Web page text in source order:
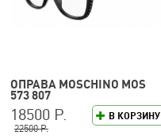
ОПРАВА MOSCHINO MOS
573 807
В КОРЗИНУ
18500 Р.
22500 Р.